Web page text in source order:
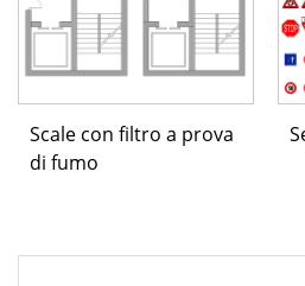
Scale con filtro a prova
di fumo